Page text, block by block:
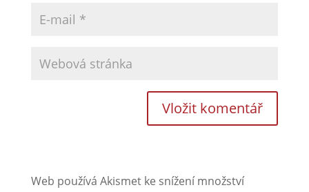
Web používá Akismet ke snížení množství